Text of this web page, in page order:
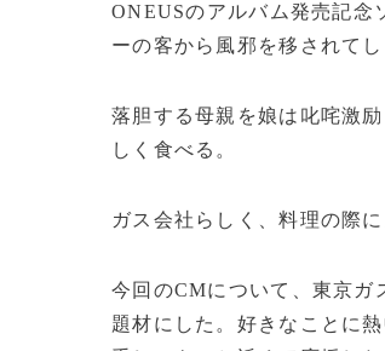
ONEUSのアルバム発売記念
ーの客から風邪を移されて
落胆する母親を娘は叱咤激
しく食べる。
ガス会社らしく、料理の際
今回のCMについて、東京ガ
題材にした。好きなことに